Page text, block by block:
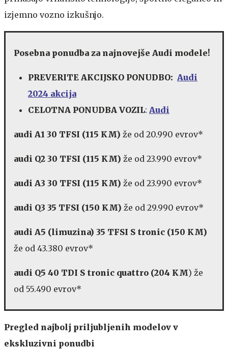
izjemno vozno izkušnjo.
Posebna ponudba za najnovejše Audi modele!
PREVERITE AKCIJSKO PONUDBO: Audi
2024 akcija
CELOTNA PONUDBA VOZIL: Audi
audi A1 30 TFSI (115 KM) že od 20.990 evrov*
audi Q2 30 TFSI (115 KM) že od 23.990 evrov*
audi A3 30 TFSI (115 KM) že od 23.990 evrov*
audi Q3 35 TFSI (150 KM) že od 29.990 evrov*
audi A5 (limuzina) 35 TFSI S tronic (150 KM)
že od 43.380 evrov*
audi Q5 40 TDI S tronic quattro (204 KM) že
od 55.490 evrov*
Pregled najbolj priljubljenih modelov v
ekskluzivni ponudbi